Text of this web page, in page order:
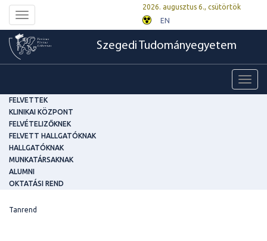
Toggle
navigation
2026. augusztus 6., csütörtök
EN
Szegedi Tudományegyetem
FELVETTEK
KLINIKAI KÖZPONT
FELVÉTELIZŐKNEK
FELVETT HALLGATÓKNAK
HALLGATÓKNAK
MUNKATÁRSAKNAK
ALUMNI
OKTATÁSI REND
Tanrend